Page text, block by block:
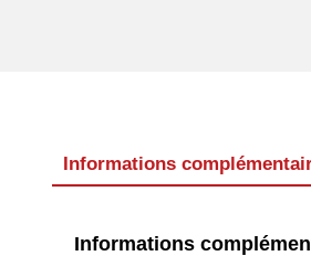
Informations
Informations